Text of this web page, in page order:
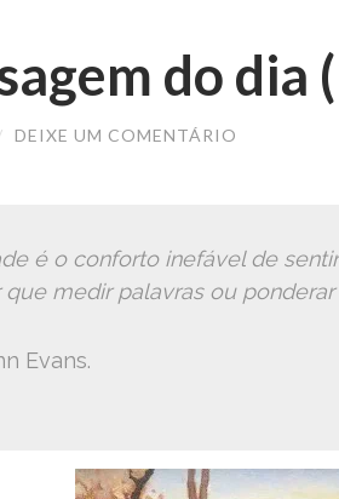
do dia
DEIXE UM COMENTÁRIO
é o conforto inefável de
medir palavras ou ponderar
Evans.